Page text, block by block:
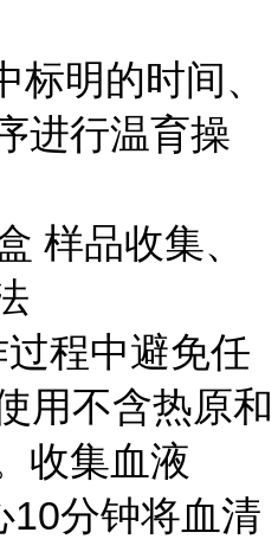
明的时间、
进行温育操
样品收集、
程中避免任
用不含热原和
收集血液
10分钟将血清